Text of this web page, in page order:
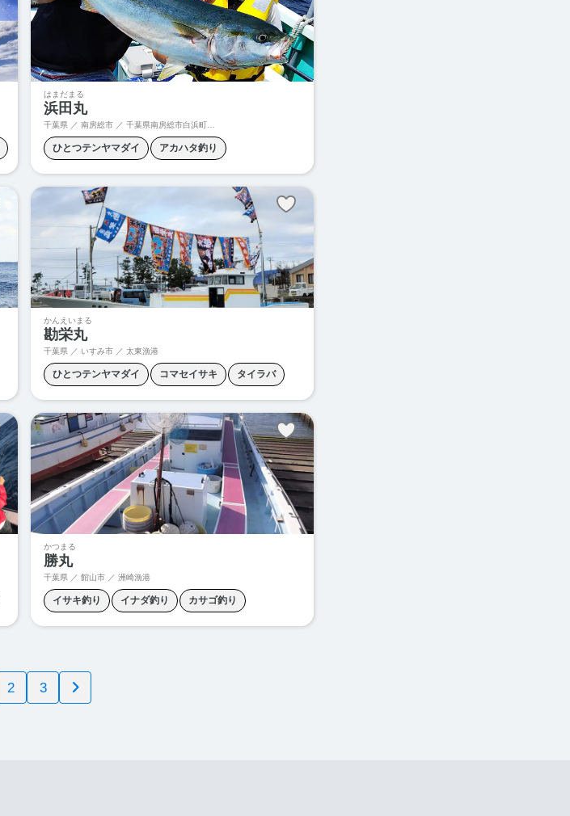
ヤリイカ釣り 泳がせ釣り
はまだまる
浜田丸
千葉県 ／ 南房総市 ／ 千葉県南房総市白浜町乙浜
ひとつテンヤマダイ アカハタ釣り
オニカサゴ釣り カサゴ釣り カンパチジギング
カンパチ釣り コマセアジ
コマセイサキ コマセマダイ ジギング
スルメイカ釣り タイラバ
ヒラマサキャスティング ヒラマサジギング
ヒラマサ釣り
ヤリイカ釣り ワラサキャスティング
ワラサジギング ワラサ釣り 泳がせ釣り
かんえいまる
勘栄丸
千葉県 ／ いすみ市 ／ 太東漁港
ひとつテンヤマダイ コマセイサキ タイラバ
ヒラメ釣り 五目釣り 泳がせ釣り
かつまる
勝丸
千葉県 ／ 館山市 ／ 洲崎漁港
イサキ釣り イナダ釣り カサゴ釣り
カンパチ釣り ヒラメ釣り 中深海釣り
2 3